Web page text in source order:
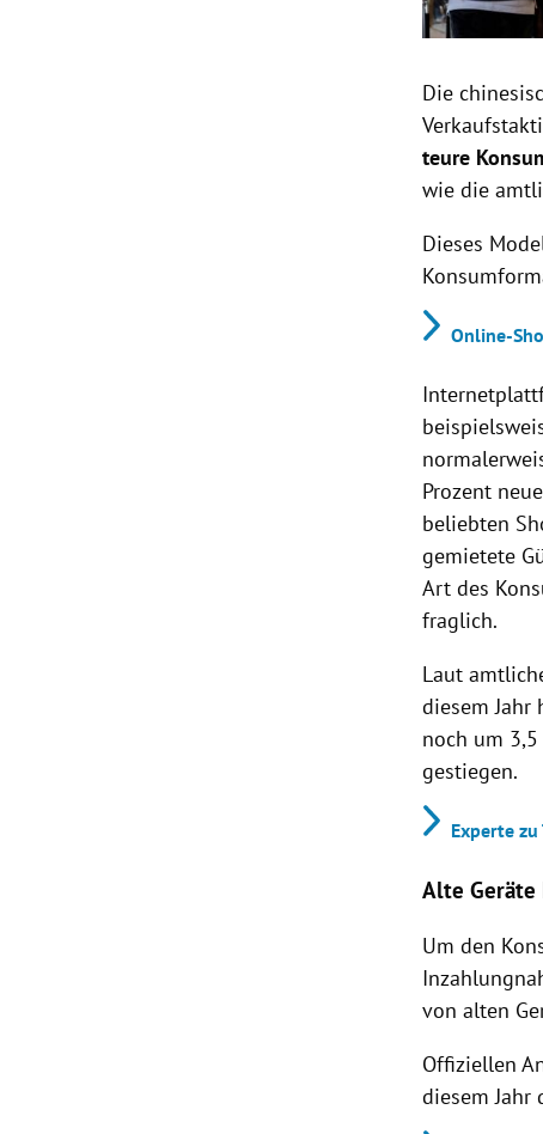
Die
teure
wie die
Dieses
Online-
Prozent
beliebten
gemietete
Art des
fraglich.
Laut
diesem Jahr
noch um
gestiegen.
Experte
Alte Geräte
Um den
von alten
Offiziellen
diesem Jahr